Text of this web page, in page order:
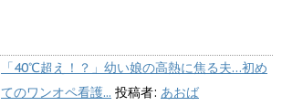
「40℃超え！？」幼い娘の高熱に焦る夫…初め
てのワンオペ看護... 投稿者: あおば